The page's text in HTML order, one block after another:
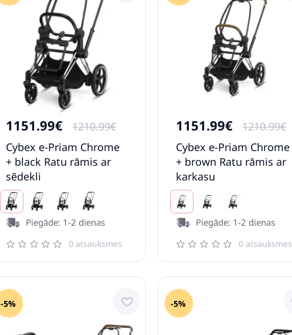
1151.99€
1210.99€
Cybex e-Priam Chrome
+ black Ratu rāmis ar
sēdekli
Piegāde: 1-2 dienas
0 atsauksmes
1151.99€
1210.99€
Cybex e-Priam Chrome
+ brown Ratu rāmis ar
karkasu
Piegāde: 1-2 dienas
0 atsauksmes
-5% -5%